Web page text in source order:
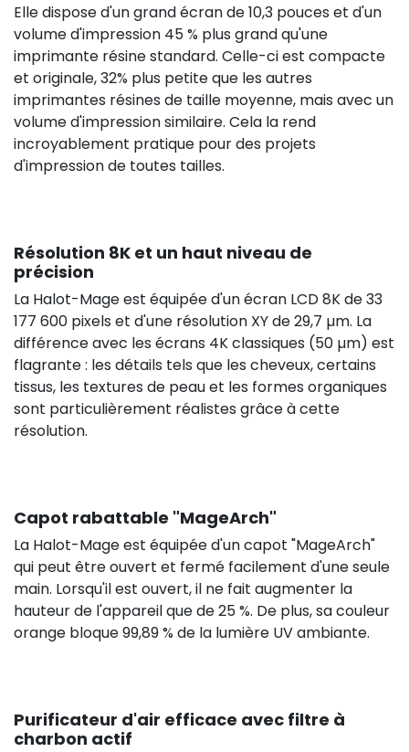
Elle dispose d'un grand écran de 10,3 pouces et d'un
volume d'impression 45 % plus grand qu'une
imprimante résine standard. Celle-ci est compacte
et originale, 32% plus petite que les autres
imprimantes résines de taille moyenne, mais avec un
volume d'impression similaire. Cela la rend
incroyablement pratique pour des projets
d'impression de toutes tailles.
Résolution 8K et un haut niveau de
précision
La Halot-Mage est équipée d'un écran LCD 8K de 33
177 600 pixels et d'une résolution XY de 29,7 µm. La
différence avec les écrans 4K classiques (50 µm) est
flagrante : les détails tels que les cheveux, certains
tissus, les textures de peau et les formes organiques
sont particulièrement réalistes grâce à cette
résolution.
Capot rabattable "MageArch"
La Halot-Mage est équipée d'un capot "MageArch"
qui peut être ouvert et fermé facilement d'une seule
main. Lorsqu'il est ouvert, il ne fait augmenter la
hauteur de l'appareil que de 25 %. De plus, sa couleur
orange bloque 99,89 % de la lumière UV ambiante.
Purificateur d'air efficace avec filtre à
charbon actif